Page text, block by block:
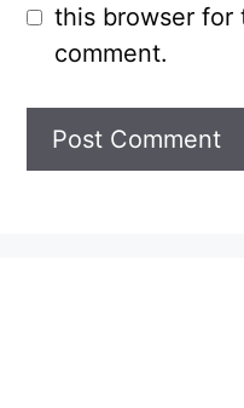
this browser for
comment.